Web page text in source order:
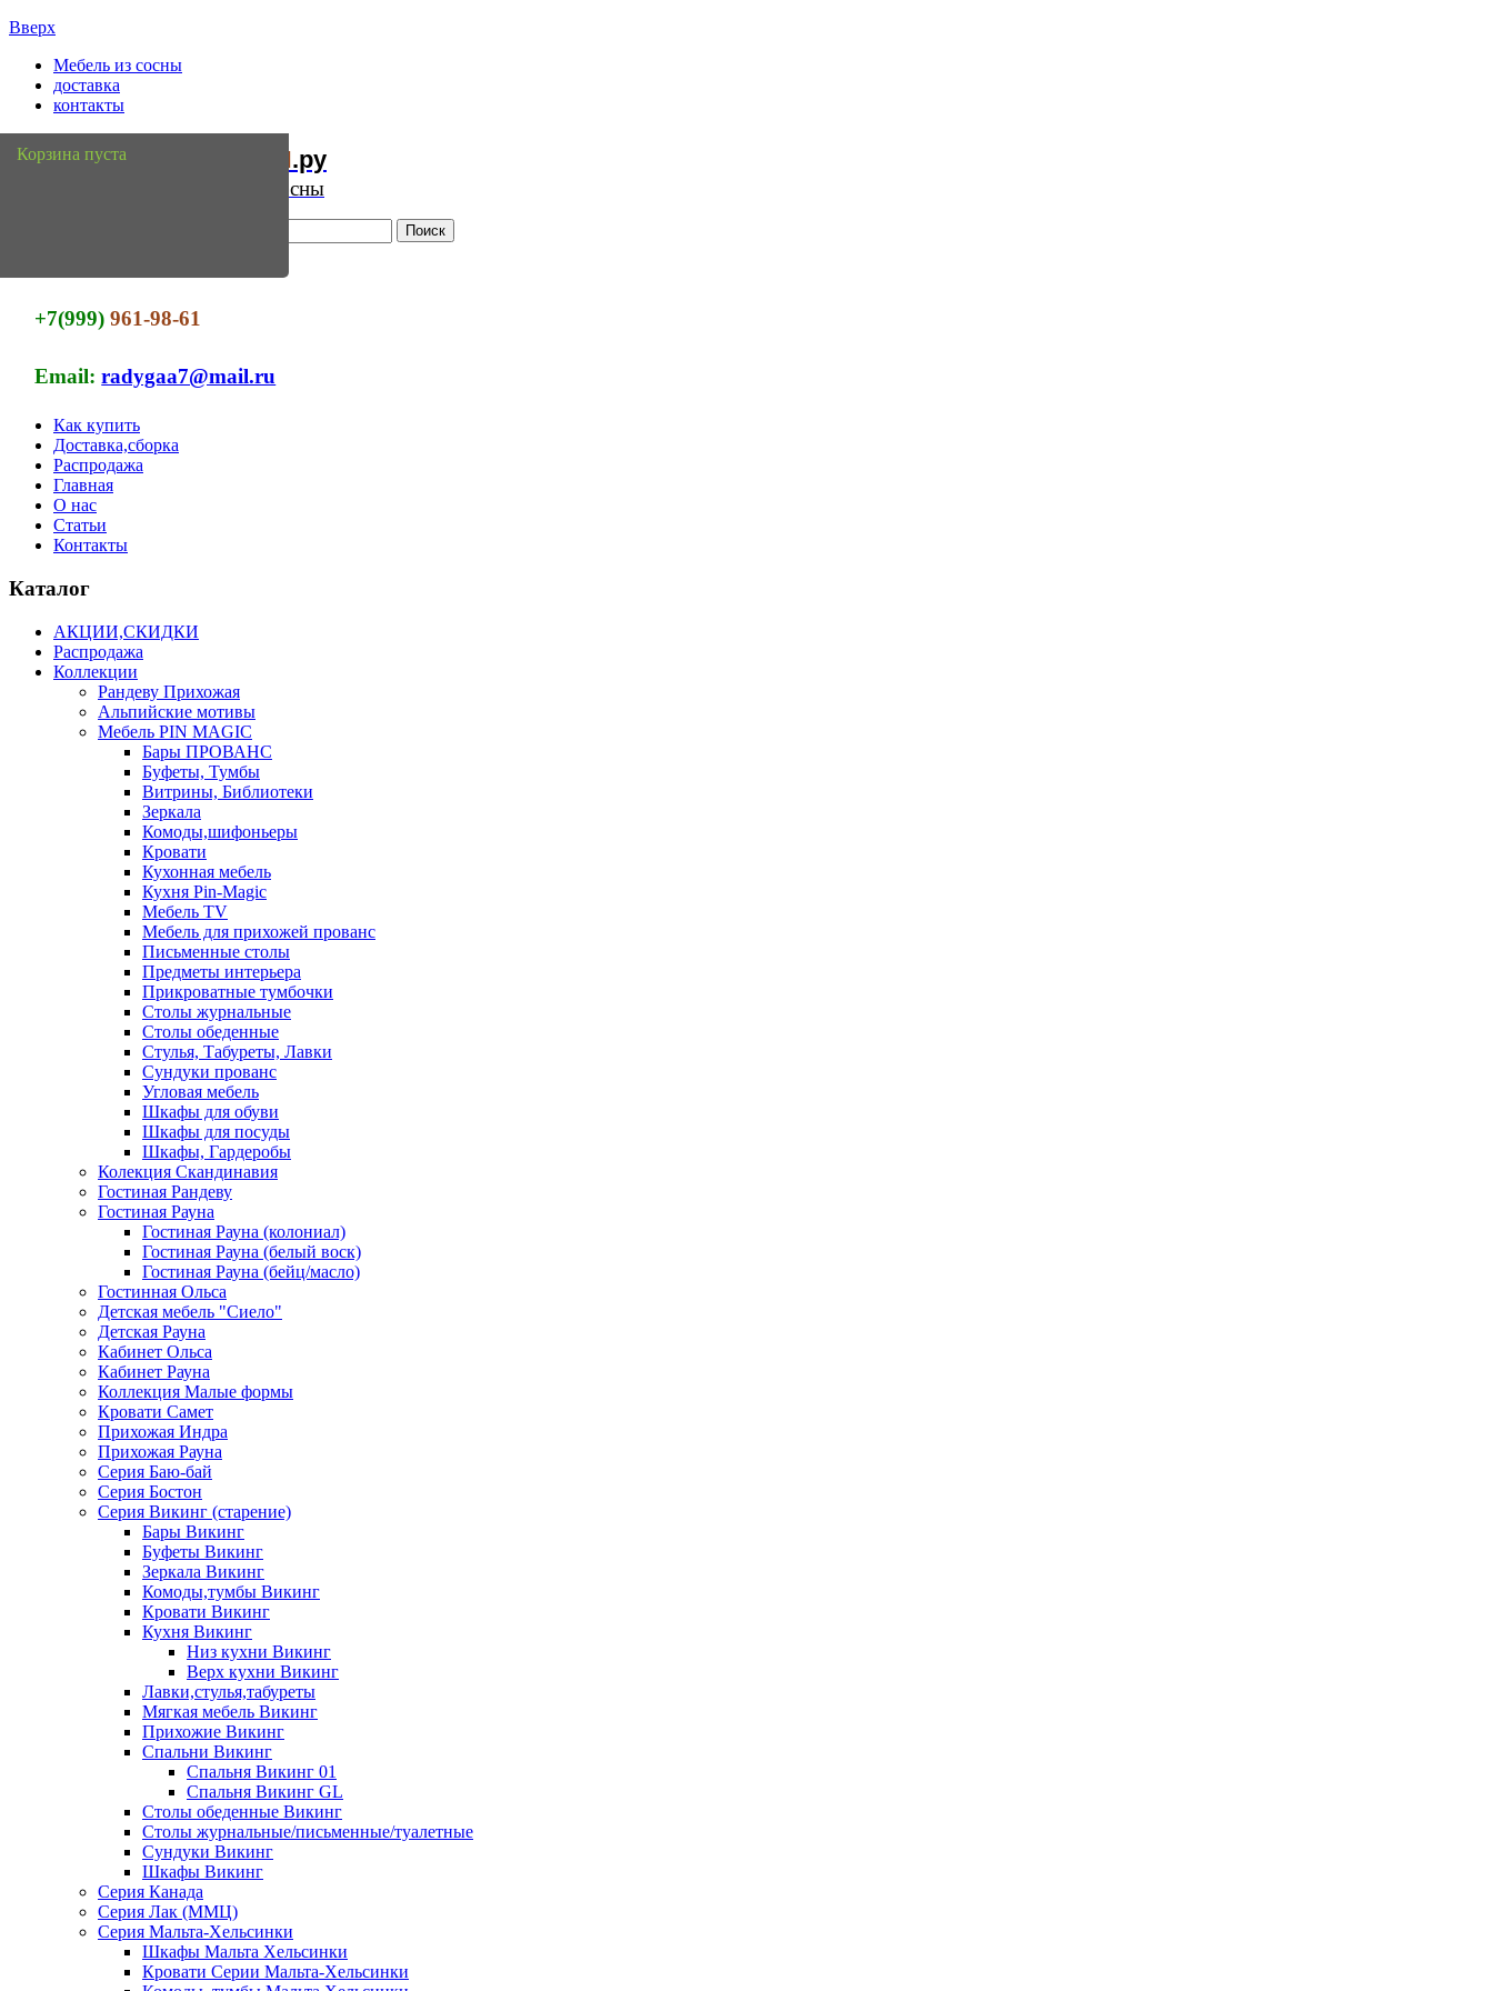
Вверх
Мебель из сосны
доставка
контакты
Мебель Сосны.ру
Интернет магазин мебели из сосны
+7(999)961-98-61
Email:radygaa7@mail.ru
Как купить
Доставка,сборка
Распродажа
Главная
О нас
Статьи
Контакты
Корзина пуста
Каталог
АКЦИИ,СКИДКИ
Распродажа
Коллекции
Рандеву Прихожая
Альпийские мотивы
Мебель PIN MAGIС
Бары ПРОВАНС
Буфеты, Тумбы
Витрины, Библиотеки
Зеркала
Комоды,шифоньеры
Кровати
Кухонная мебель
Кухня Pin-Magic
Мебель TV
Мебель для прихожей прованс
Письменные столы
Предметы интерьера
Прикроватные тумбочки
Столы журнальные
Столы обеденные
Стулья, Табуреты, Лавки
Сундуки прованс
Угловая мебель
Шкафы для обуви
Шкафы для посуды
Шкафы, Гардеробы
Колекция Скандинавия
Гостиная Рандеву
Гостиная Рауна
Гостиная Рауна (колониал)
Гостиная Рауна (белый воск)
Гостиная Рауна (бейц/масло)
Гостинная Ольса
Детская мебель "Сиело"
Детская Рауна
Кабинет Ольса
Кабинет Рауна
Коллекция Малые формы
Кровати Самет
Прихожая Индра
Прихожая Рауна
Серия Баю-бай
Серия Бостон
Серия Викинг (старение)
Бары Викинг
Буфеты Викинг
Зеркала Викинг
Комоды,тумбы Викинг
Кровати Викинг
Кухня Викинг
Низ кухни Викинг
Верх кухни Викинг
Лавки,стулья,табуреты
Мягкая мебель Викинг
Прихожие Викинг
Спальни Викинг
Спальня Викинг 01
Спальня Викинг GL
Столы обеденные Викинг
Столы журнальные/письменные/туалетные
Сундуки Викинг
Шкафы Викинг
Серия Канада
Серия Лак (ММЦ)
Серия Мальта-Хельсинки
Шкафы Мальта Хельсинки
Кровати Серии Мальта-Хельсинки